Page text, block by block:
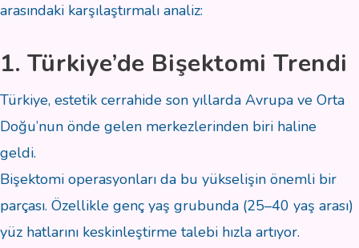
arasındaki karşılaştırmalı analiz:
1. Türkiye’de Bişektomi Trendi
Türkiye, estetik cerrahide son yıllarda Avrupa ve Orta
Doğu’nun önde gelen merkezlerinden biri haline
geldi.
Bişektomi operasyonları da bu yükselişin önemli bir
parçası. Özellikle genç yaş grubunda (25–40 yaş arası)
yüz hatlarını keskinleştirme talebi hızla artıyor.